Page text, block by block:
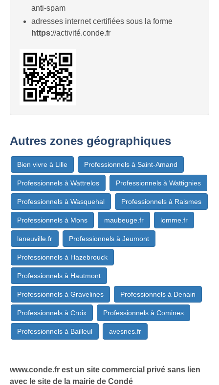
anti-spam
adresses internet certifiées sous la forme
https://activité.conde.fr
Autres zones géographiques
Bien vivre à Lille Professionnels à Saint-Amand
Professionnels à Wattrelos Professionnels à Wattignies
Professionnels à Wasquehal Professionnels à Raismes
Professionnels à Mons maubeuge.fr lomme.fr
laneuville.fr Professionnels à Jeumont
Professionnels à Hazebrouck
Professionnels à Hautmont
Professionnels à Gravelines Professionnels à Denain
Professionnels à Croix Professionnels à Comines
Professionnels à Bailleul avesnes.fr
www.conde.fr est un site commercial privé sans lien
avec le site de la mairie de Condé